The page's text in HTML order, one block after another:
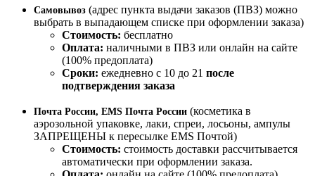
Самовывоз (адрес пункта выдачи заказов (ПВЗ) можно
выбрать в выпадающем списке при оформлении заказа)
Стоимость: бесплатно
Оплата: наличными в ПВЗ или онлайн на сайте
(100% предоплата)
Сроки: ежедневно с 10 до 21 после
подтверждения заказа
Почта России, EMS Почта России (косметика в
аэрозольной упаковке, лаки, спреи, лосьоны, ампулы
ЗАПРЕЩЕНЫ к пересылке EMS Почтой)
Стоимость: стоимость доставки рассчитывается
автоматически при оформлении заказа.